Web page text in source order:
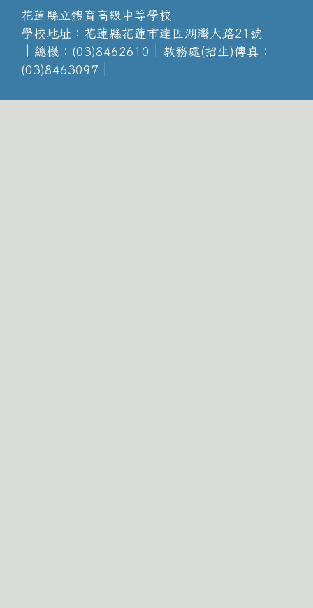
花蓮縣立體育高級中等學校
學校地址：花蓮縣花蓮市達固湖灣大路21號
│總機：(03)8462610│教務處(招生)傳真：
(03)8463097│